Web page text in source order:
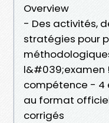
Overview
- Des activités,
stratégies pour
l&#039;examen
compétence - 4
au format
corrigés